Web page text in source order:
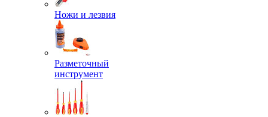
Ножи и лезвия
Разметочный
инструмент